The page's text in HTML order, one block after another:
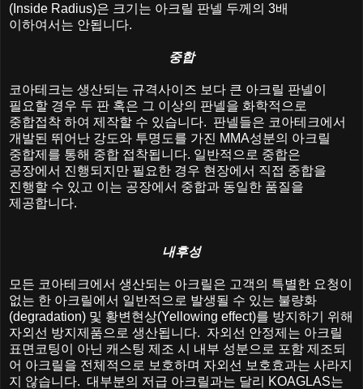
(Inside Radius)은 크기는 아크릴 판넬 두께의 3배
이하여서는 안됩니다.
중합
코아테크는 생산되는 규격사이즈 보다 큰 아크릴 판넬이
필요할 경우 두 판 혹은 그 이상의 판넬을 화학적으로
중합접착 하여 제작할 수 있습니다. 판넬들은 코아테크에서
개발된 뛰어난 강도와 투명도를 가진 MMA성분의 아크릴
중합제를 통해 중합 접착됩니다. 일반적으로 중합은
공장에서 진행되지만 필요한 경우 현장에서 직접 중합을
진행할 수 있고 이는 공장에서 중합과 동일한 품질을
제공합니다.
내후성
모든 코아테크에서 생산되는 아크릴은 고객의 특별한 요청이
없는 한 아크릴에서 일반적으로 발생될 수 있는 불량화
(degradation) 및 황변현상(Yellowing effect)를 방지하기
위해
자외선 방지제품으로 생산됩니다. 자외선 안정제는 아크릴
표면코팅이
아닌 캐스팅 제조 시 내부 성분으로 포함 제조되
어 아크릴을 전체적으로 보호하며 자외선 보호효과는 사라지
지
않습니다. 대부분의 저급 아크릴과는 달리 KOAGLAS는